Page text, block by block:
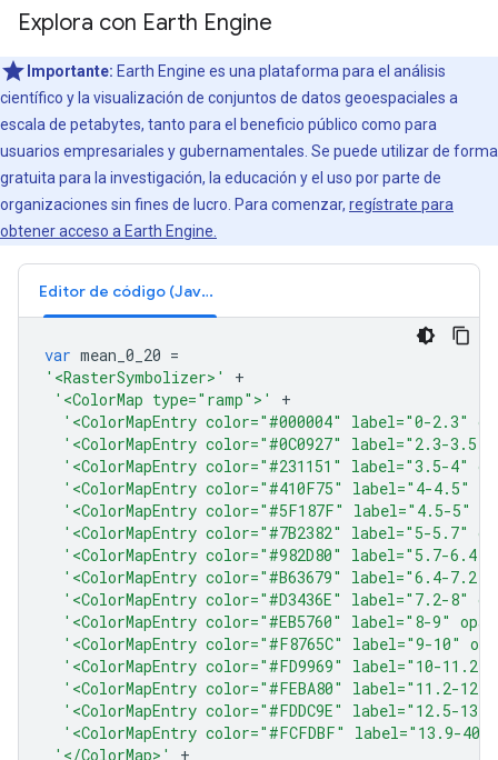
Explora con Earth Engine
Importante: Earth Engine es una plataforma para el análisis
científico y la visualización de conjuntos de datos geoespaciales a
escala de petabytes, tanto para el beneficio público como para
usuarios empresariales y gubernamentales. Se puede utilizar de forma
gratuita para la investigación, la educación y el uso por parte de
organizaciones sin fines de lucro. Para comenzar, regístrate para
obtener acceso a Earth Engine.
Editor de código (JavaScript)
var mean_0_20 =
'<RasterSymbolizer>'
+
'<ColorMap type="ramp">'
+
'<ColorMapEntry color="#000004" label="0-2.3"
'<ColorMapEntry color="#0C0927" label="2.3-
'<ColorMapEntry color="#231151" label="3.5-4"
'<ColorMapEntry color="#410F75" label="4-4.5"
'<ColorMapEntry color="#5F187F" label="4.5-5"
'<ColorMapEntry color="#7B2382" label="5-5.7"
'<ColorMapEntry color="#982D80" label="5.7-
'<ColorMapEntry color="#B63679" label="6.4-
'<ColorMapEntry color="#D3436E" label="7.2-8"
'<ColorMapEntry color="#EB5760" label="8-9"
'<ColorMapEntry color="#F8765C" label="9-10"
'<ColorMapEntry color="#FD9969" label="10-
'<ColorMapEntry color="#FEBA80" label="11.2-
'<ColorMapEntry color="#FDDC9E" label="12.5-
'<ColorMapEntry color="#FCFDBF" label="13.9-
'</ColorMap>'
+